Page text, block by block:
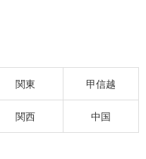
関東 甲信越
関西 中国